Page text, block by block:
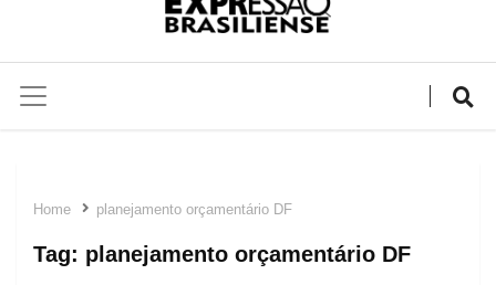
Home planejamento orçamentário DF
Tag: planejamento orçamentário DF